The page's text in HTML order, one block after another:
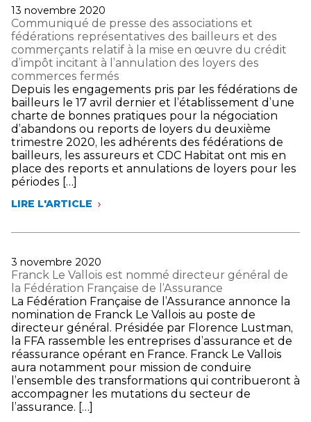
BRANCHE
SUR
LA
GESTION
PRÉVISIONNELLE
DES
EMPLOIS
ET
DES
COMPÉTENCES
ET
SUR
LA
FORMATION
PROFESSIONNELLE
Publié
le
13 novembre 2020
Communiqué de presse des associations et
fédérations représentatives des bailleurs et des
commerçants relatif à la mise en œuvre du crédit
d’impôt incitant à l’annulation des loyers des
commerces fermés
Depuis les engagements pris par les fédérations de
bailleurs le 17 avril dernier et l’établissement d’une
charte de bonnes pratiques pour la négociation
d’abandons ou reports de loyers du deuxième
trimestre 2020, les adhérents des fédérations de
bailleurs, les assureurs et CDC Habitat ont mis en
place des reports et annulations de loyers pour les
périodes […]
LIRE L'ARTICLE
COMMUNIQUÉ
PRESSE
ASSOCIATIONS
ET
FÉDÉRATIONS
REPRÉSENTATIVES
DES
BAILLEURS
ET
DES
COMMERÇANTS
RELATIF
À
LA
MISE
Publié
le
3 novembre 2020
Franck Le Vallois est nommé directeur général de
la Fédération Française de l’Assurance
La Fédération Française de l’Assurance annonce la
nomination de Franck Le Vallois au poste de
directeur général. Présidée par Florence Lustman,
la FFA rassemble les entreprises d’assurance et de
réassurance opérant en France. Franck Le Vallois
aura notamment pour mission de conduire
l’ensemble des transformations qui contribueront à
accompagner les mutations du secteur de
l’assurance. […]